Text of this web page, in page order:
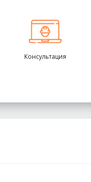
Консультация